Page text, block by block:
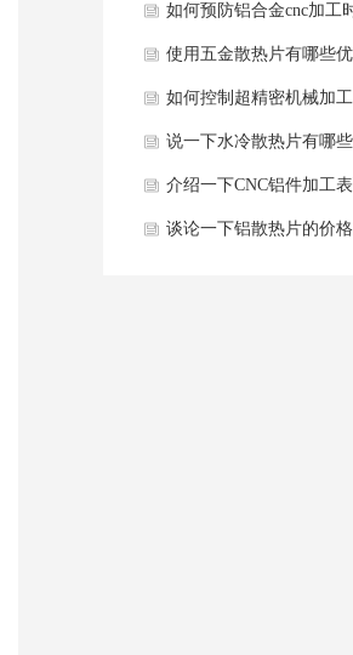
测？
如何预防铝合金cnc加工
产生毛刺？
使用五金散热片有哪些
限性？
如何控制超精密机械加
糙度？
说一下水冷散热片有哪
障及解决方法？
介绍一下CNC铝件加工
工艺有哪些？
谈论一下铝散热片的价